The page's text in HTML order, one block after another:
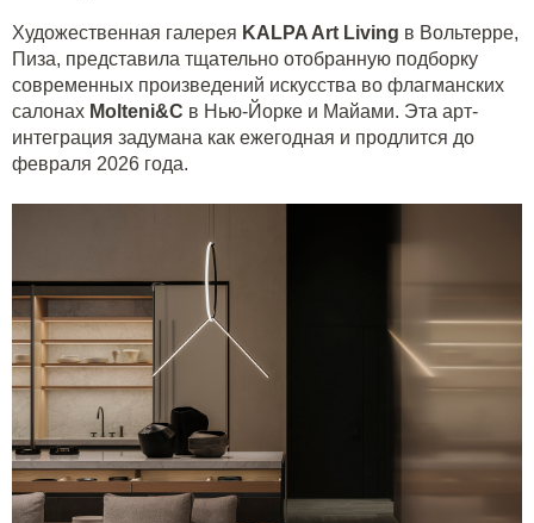
Художественная галерея KALPA Art Living в Вольтерре,
Пиза, представила тщательно отобранную подборку
современных произведений искусства во флагманских
салонах Molteni&C в Нью-Йорке и Майами. Эта арт-
интеграция задумана как ежегодная и продлится до
февраля 2026 года.